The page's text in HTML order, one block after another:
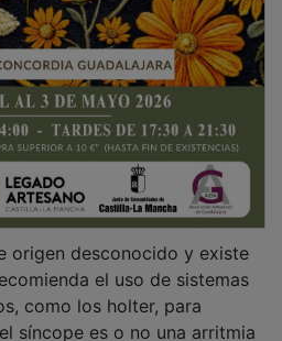
el uso de sistemas
como los holter, para
síncope es o no una arritmia